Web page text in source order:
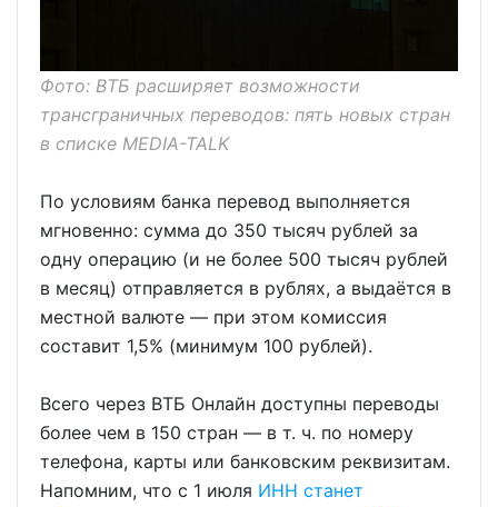
Фото: ВТБ расширяет возможности
трансграничных переводов: пять новых стран
в списке MEDIA-TALK
По условиям банка перевод выполняется
мгновенно: сумма до 350 тысяч рублей за
одну операцию (и не более 500 тысяч рублей
в месяц) отправляется в рублях, а выдаётся в
местной валюте — при этом комиссия
составит 1,5% (минимум 100 рублей).
Всего через ВТБ Онлайн доступны переводы
более чем в 150 стран — в т. ч. по номеру
телефона, карты или банковским реквизитам.
Напомним, что с 1 июля ИНН станет